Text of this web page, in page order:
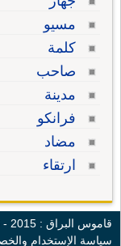
مسيو
كلمة
صاحب
مدينة
فرانكو
مضاد
ارتقاء
قاموس البراق : 2015 - 2026
سياسة الإستخدام